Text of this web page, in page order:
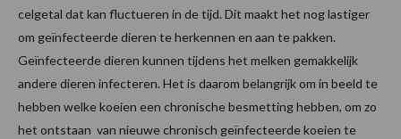
celgetal dat kan fluctueren in de tijd. Dit maakt het nog lastiger
om geïnfecteerde dieren te herkennen en aan te pakken.
Geïnfecteerde dieren kunnen tijdens het melken gemakkelijk
andere dieren infecteren. Het is daarom belangrijk om in beeld te
hebben welke koeien een chronische besmetting hebben, om zo
het ontstaan van nieuwe chronisch geïnfecteerde koeien te